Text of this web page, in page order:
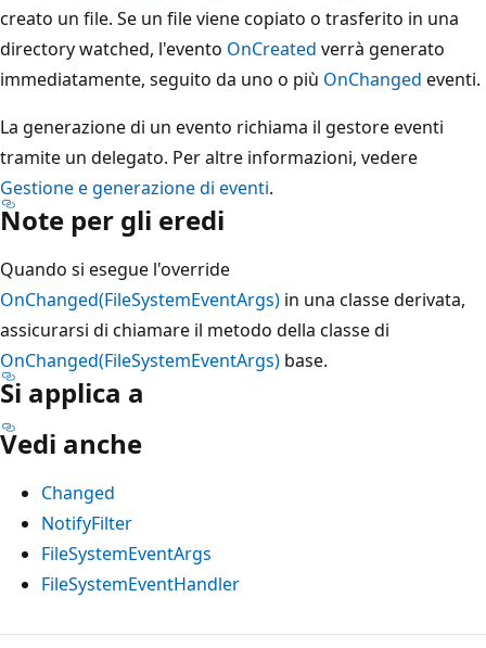
creato un file. Se un file viene copiato o trasferito in una
directory watched, l'evento OnCreated verrà generato
immediatamente, seguito da uno o più OnChanged eventi.
La generazione di un evento richiama il gestore eventi
tramite un delegato. Per altre informazioni, vedere
Gestione e generazione di eventi.
Note per gli eredi
Quando si esegue l'override
OnChanged(FileSystemEventArgs) in una classe derivata,
assicurarsi di chiamare il metodo della classe di
OnChanged(FileSystemEventArgs) base.
Si applica a
Vedi anche
Changed
NotifyFilter
FileSystemEventArgs
FileSystemEventHandler
Modalità